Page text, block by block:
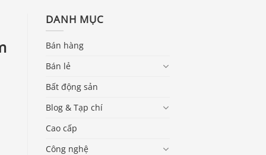
DANH MỤC
Bán hàng
Bán lẻ
Bất động sản
Blog & Tạp chí
Cao cấp
Công nghệ